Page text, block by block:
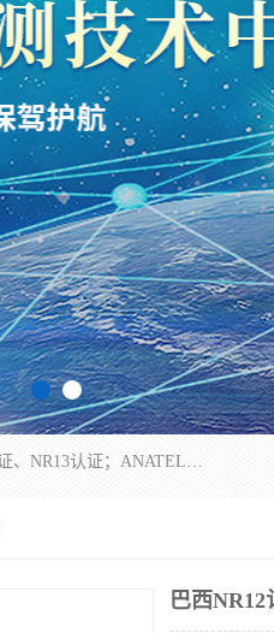
*是一家的测试、评估、检查与认机构，主要从事巴西NR10认证、NR12认证、NR13认证；ANATEL认证、INMTRO认证，欧盟CE认证：MD认证，PED认证，MID认证，ATEX认证，德国蓝色天使认证。
巴西